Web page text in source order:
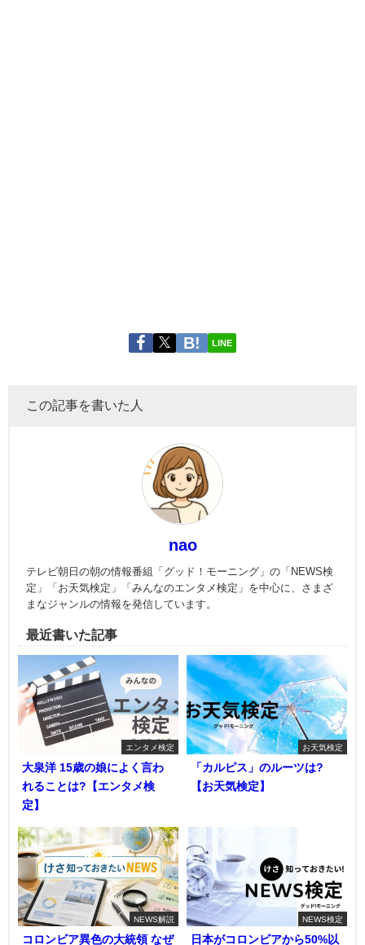
LINE
この記事を書いた人
nao
テレビ朝日の朝の情報番組「グッド！モーニング」の「NEWS検
定」「お天気検定」「みんなのエンタメ検定」を中心に、さまざ
まなジャンルの情報を発信しています。
最近書いた記事
エンタメ検定
大泉洋 15歳の娘によく言わ
れることは?【エンタメ検
定】
お天気検定
「カルピス」のルーツは?
【お天気検定】
NEWS解説
コロンビア異色の大統領 なぜ
NEWS検定
日本がコロンビアから50%以